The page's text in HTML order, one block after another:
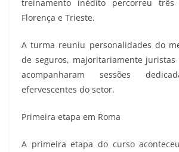
treinamento inédito percorreu três
Florença e Trieste.
A turma reuniu personalidades do
de seguros, majoritariamente juristas
acompanharam sessões
efervescentes do setor.
Primeira etapa em Roma
A primeira etapa do curso